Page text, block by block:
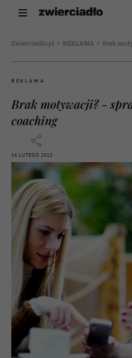
Zwierciadlo.pl > REKLAMA > Brak
REKLAMA
Brak motywacji? -
coaching
14 LUTEGO 2013